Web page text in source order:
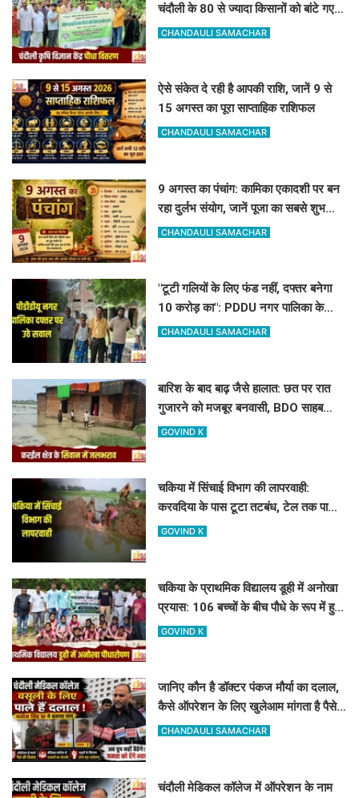
चंदौली के 80 से ज्यादा किसानों को बांटे गए
आम, आंवला और अमरूद के पौधे
CHANDAULI SAMACHAR
ऐसे संकेत दे रही है आपकी राशि, जानें 9 से
15 अगस्त का पूरा साप्ताहिक राशिफल
CHANDAULI SAMACHAR
9 अगस्त का पंचांग: कामिका एकादशी पर बन
रहा दुर्लभ संयोग, जानें पूजा का सबसे शुभ
मुहूर्त और राहुकाल
CHANDAULI SAMACHAR
"टूटी गलियों के लिए फंड नहीं, दफ्तर बनेगा
10 करोड़ का": PDDU नगर पालिका के
प्लान पर बोले-संतोष पाठक
CHANDAULI SAMACHAR
बारिश के बाद बाढ़ जैसे हालात: छत पर रात
गुजारने को मजबूर बनवासी, BDO साहब
रास्ता और जलनिकासी तो बनवा दीजिए!
GOVIND K
चकिया में सिंचाई विभाग की लापरवाही:
करवदिया के पास टूटा तटबंध, टेल तक पानी
न पहुंचने से किसान परेशान
GOVIND K
चकिया के प्राथमिक विद्यालय डूही में अनोखा
प्रयास: 106 बच्चों के बीच पौधे के रूप में हुआ
107वां 'नया एडमिशन'
GOVIND K
जानिए कौन है डॉक्टर पंकज मौर्या का दलाल,
कैसे ऑपरेशन के लिए खुलेआम मांगता है पैसे,
मनोज सिंह डब्लू ने खोला मोर्चा
CHANDAULI SAMACHAR
चंदौली मेडिकल कॉलेज में ऑपरेशन के नाम